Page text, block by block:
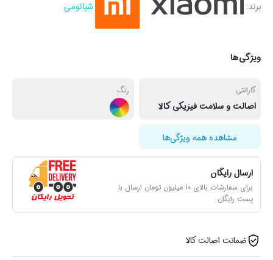
برند: شیائومی
ویژگی‌ها
گارانتی
اصالت و سلامت فیزیکی کالا
رنگ
مشاهده همه ویژگی‌ها
ارسال رایگان
برای سفارشات بالای 10 میلیون تومان ارسال با
پست رایگان
ضمانت اصالت کالا